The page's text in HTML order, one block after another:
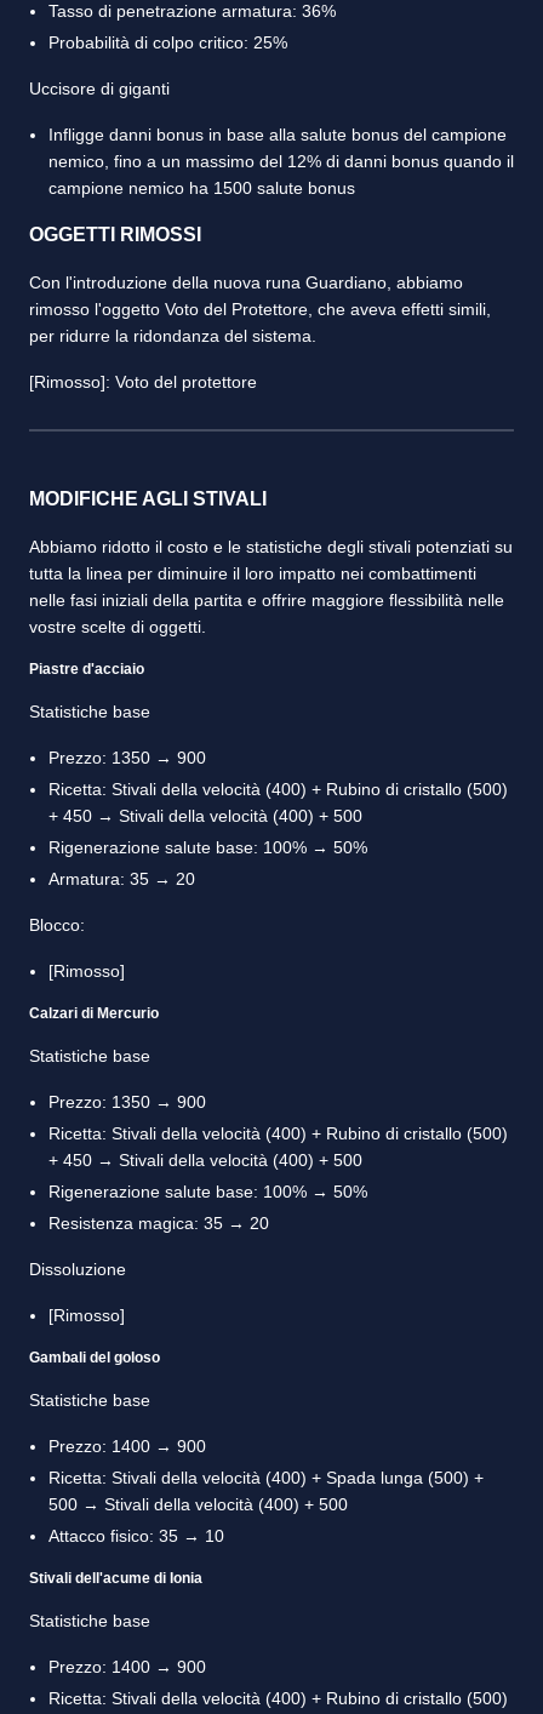
Tasso di penetrazione armatura: 36%
Probabilità di colpo critico: 25%
Uccisore di giganti
Infligge danni bonus in base alla salute bonus del campione
nemico, fino a un massimo del 12% di danni bonus quando il
campione nemico ha 1500 salute bonus
OGGETTI RIMOSSI
Con l'introduzione della nuova runa Guardiano, abbiamo
rimosso l'oggetto Voto del Protettore, che aveva effetti simili,
per ridurre la ridondanza del sistema.
[Rimosso]: Voto del protettore
MODIFICHE AGLI STIVALI
Abbiamo ridotto il costo e le statistiche degli stivali potenziati su
tutta la linea per diminuire il loro impatto nei combattimenti
nelle fasi iniziali della partita e offrire maggiore flessibilità nelle
vostre scelte di oggetti.
Piastre d'acciaio
Statistiche base
Prezzo: 1350 → 900
Ricetta: Stivali della velocità (400) + Rubino di cristallo (500)
+ 450 → Stivali della velocità (400) + 500
Rigenerazione salute base: 100% → 50%
Armatura: 35 → 20
Blocco:
[Rimosso]
Calzari di Mercurio
Statistiche base
Prezzo: 1350 → 900
Ricetta: Stivali della velocità (400) + Rubino di cristallo (500)
+ 450 → Stivali della velocità (400) + 500
Rigenerazione salute base: 100% → 50%
Resistenza magica: 35 → 20
Dissoluzione
[Rimosso]
Gambali del goloso
Statistiche base
Prezzo: 1400 → 900
Ricetta: Stivali della velocità (400) + Spada lunga (500) +
500 → Stivali della velocità (400) + 500
Attacco fisico: 35 → 10
Stivali dell'acume di Ionia
Statistiche base
Prezzo: 1400 → 900
Ricetta: Stivali della velocità (400) + Rubino di cristallo (500)